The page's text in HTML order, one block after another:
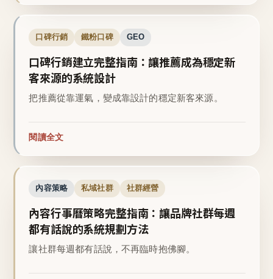
口碑行銷 鐵粉口碑 GEO
口碑行銷建立完整指南：讓推薦成為穩定新
客來源的系統設計
把推薦從靠運氣，變成靠設計的穩定新客來源。
閱讀全文
內容策略 私域社群 社群經營
內容行事曆策略完整指南：讓品牌社群每週
都有話說的系統規劃方法
讓社群每週都有話說，不再臨時抱佛腳。